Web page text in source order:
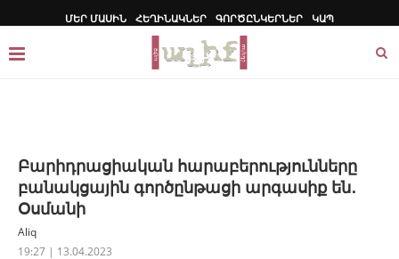
ՄԵՐ ՄԱՍԻՆ ՀԵՂԻՆԱԿՆԵՐ ԳՈՐԾԸՆԿԵՐՆԵՐ ԿԱՊ
Բարիդրացիական հարաբերությունները
բանակցային գործընթացի արգասիք են․
Օսմանի
Aliq
19:27 | 13.04.2023